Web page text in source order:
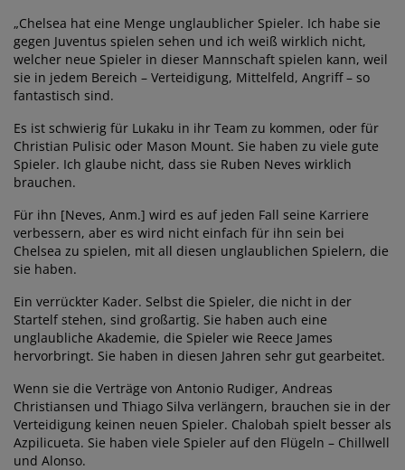
„Chelsea hat eine Menge unglaublicher Spieler. Ich habe sie
gegen Juventus spielen sehen und ich weiß wirklich nicht,
welcher neue Spieler in dieser Mannschaft spielen kann, weil
sie in jedem Bereich – Verteidigung, Mittelfeld, Angriff – so
fantastisch sind.
Es ist schwierig für Lukaku in ihr Team zu kommen, oder für
Christian Pulisic oder Mason Mount. Sie haben zu viele gute
Spieler. Ich glaube nicht, dass sie Ruben Neves wirklich
brauchen.
Für ihn [Neves, Anm.] wird es auf jeden Fall seine Karriere
verbessern, aber es wird nicht einfach für ihn sein bei
Chelsea zu spielen, mit all diesen unglaublichen Spielern, die
sie haben.
Ein verrückter Kader. Selbst die Spieler, die nicht in der
Startelf stehen, sind großartig. Sie haben auch eine
unglaubliche Akademie, die Spieler wie Reece James
hervorbringt. Sie haben in diesen Jahren sehr gut gearbeitet.
Wenn sie die Verträge von Antonio Rudiger, Andreas
Christiansen und Thiago Silva verlängern, brauchen sie in der
Verteidigung keinen neuen Spieler. Chalobah spielt besser als
Azpilicueta. Sie haben viele Spieler auf den Flügeln – Chillwell
und Alonso.